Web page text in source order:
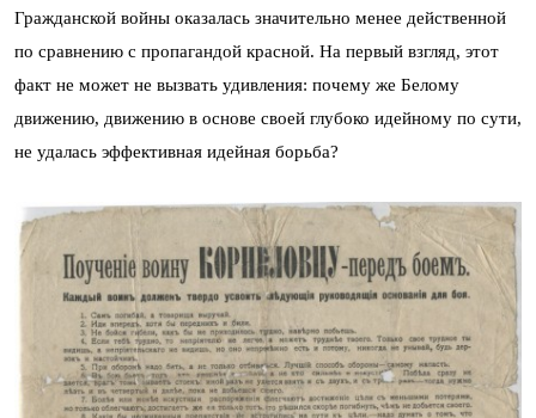
Гражданской войны оказалась значительно менее действенной
по сравнению с пропагандой красной. На первый взгляд, этот
факт не может не вызвать удивления: почему же Белому
движению, движению в основе своей глубоко идейному по сути,
не удалась эффективная идейная борьба?